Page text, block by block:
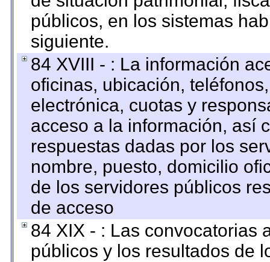
públicos, en los sistemas
siguiente.
84 XVIII - : La información
oficinas, ubicación,
electrónica, cuotas y
acceso a la información, así
respuestas dadas por los
nombre, puesto, domicilio
de los servidores públicos
de acceso
84 XIX - : Las convocatorias
públicos y los resultados de